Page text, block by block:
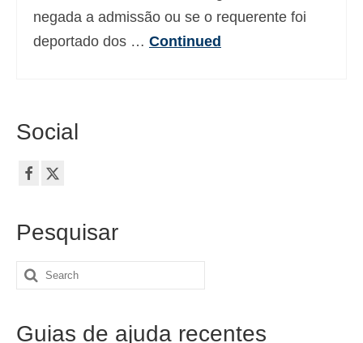
negada a admissão ou se o requerente foi
deportado dos … Continued
Social
Pesquisar
Search
Guias de ajuda recentes